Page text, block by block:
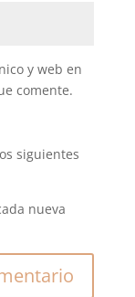
y web en
comente.
siguientes
nueva